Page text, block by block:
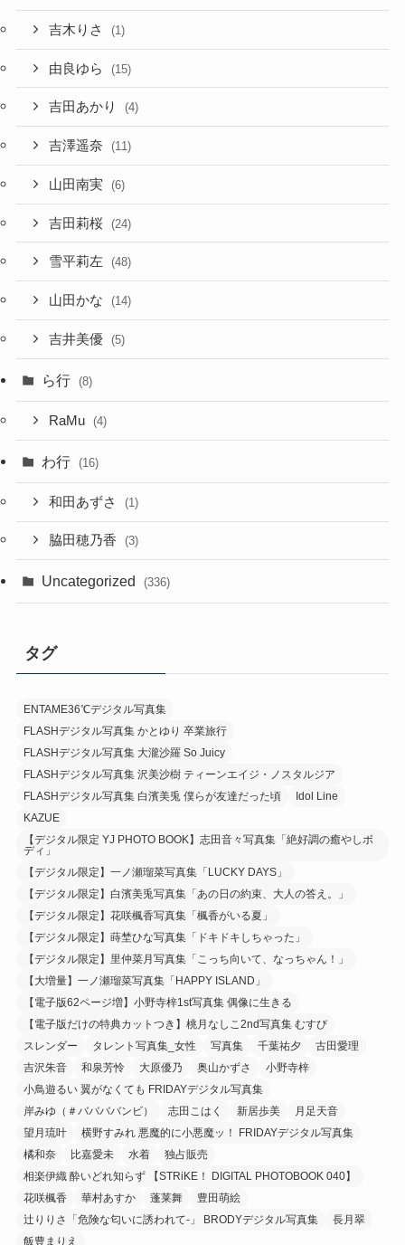
吉木りさ (1)
由良ゆら (15)
吉田あかり (4)
吉澤遥奈 (11)
山田南実 (6)
吉田莉桜 (24)
雪平莉左 (48)
山田かな (14)
吉井美優 (5)
ら行 (8)
RaMu (4)
わ行 (16)
和田あずさ (1)
脇田穂乃香 (3)
Uncategorized (336)
タグ
ENTAME36℃デジタル写真集
FLASHデジタル写真集 かとゆり 卒業旅行
FLASHデジタル写真集 大瀧沙羅 So Juicy
FLASHデジタル写真集 沢美沙樹 ティーンエイジ・ノスタルジア
FLASHデジタル写真集 白濱美兎 僕らが友達だった頃
Idol Line
KAZUE
【デジタル限定 YJ PHOTO BOOK】志田音々写真集「絶好調の癒やしボ
ディ」
【デジタル限定】一ノ瀬瑠菜写真集「LUCKY DAYS」
【デジタル限定】白濱美兎写真集「あの日の約束、大人の答え。」
【デジタル限定】花咲楓香写真集「楓香がいる夏」
【デジタル限定】蒔埜ひな写真集「ドキドキしちゃった」
【デジタル限定】里仲菜月写真集「こっち向いて、なっちゃん！」
【大増量】一ノ瀬瑠菜写真集「HAPPY ISLAND」
【電子版62ページ増】小野寺梓1st写真集 偶像に生きる
【電子版だけの特典カットつき】桃月なしこ2nd写真集 むすび
スレンダー
タレント写真集_女性 写真集 千葉祐夕
古田愛理
吉沢朱音
和泉芳怜 大原優乃 奥山かずさ
小野寺梓
小鳥遊るい 翼がなくても FRIDAYデジタル写真集
岸みゆ（＃ババババンビ）
志田こはく 新居歩美
月足天音
望月琉叶
横野すみれ 悪魔的に小悪魔ッ！ FRIDAYデジタル写真集
橘和奈
比嘉愛未 水着
独占販売
相楽伊織 酔いどれ知らず 【STRiKE！ DIGITAL PHOTOBOOK 040】
花咲楓香
華村あすか 蓬莱舞
豊田萌絵
辻りりさ「危険な匂いに誘われて-」 BRODYデジタル写真集
長月翠
飯豊まりえ